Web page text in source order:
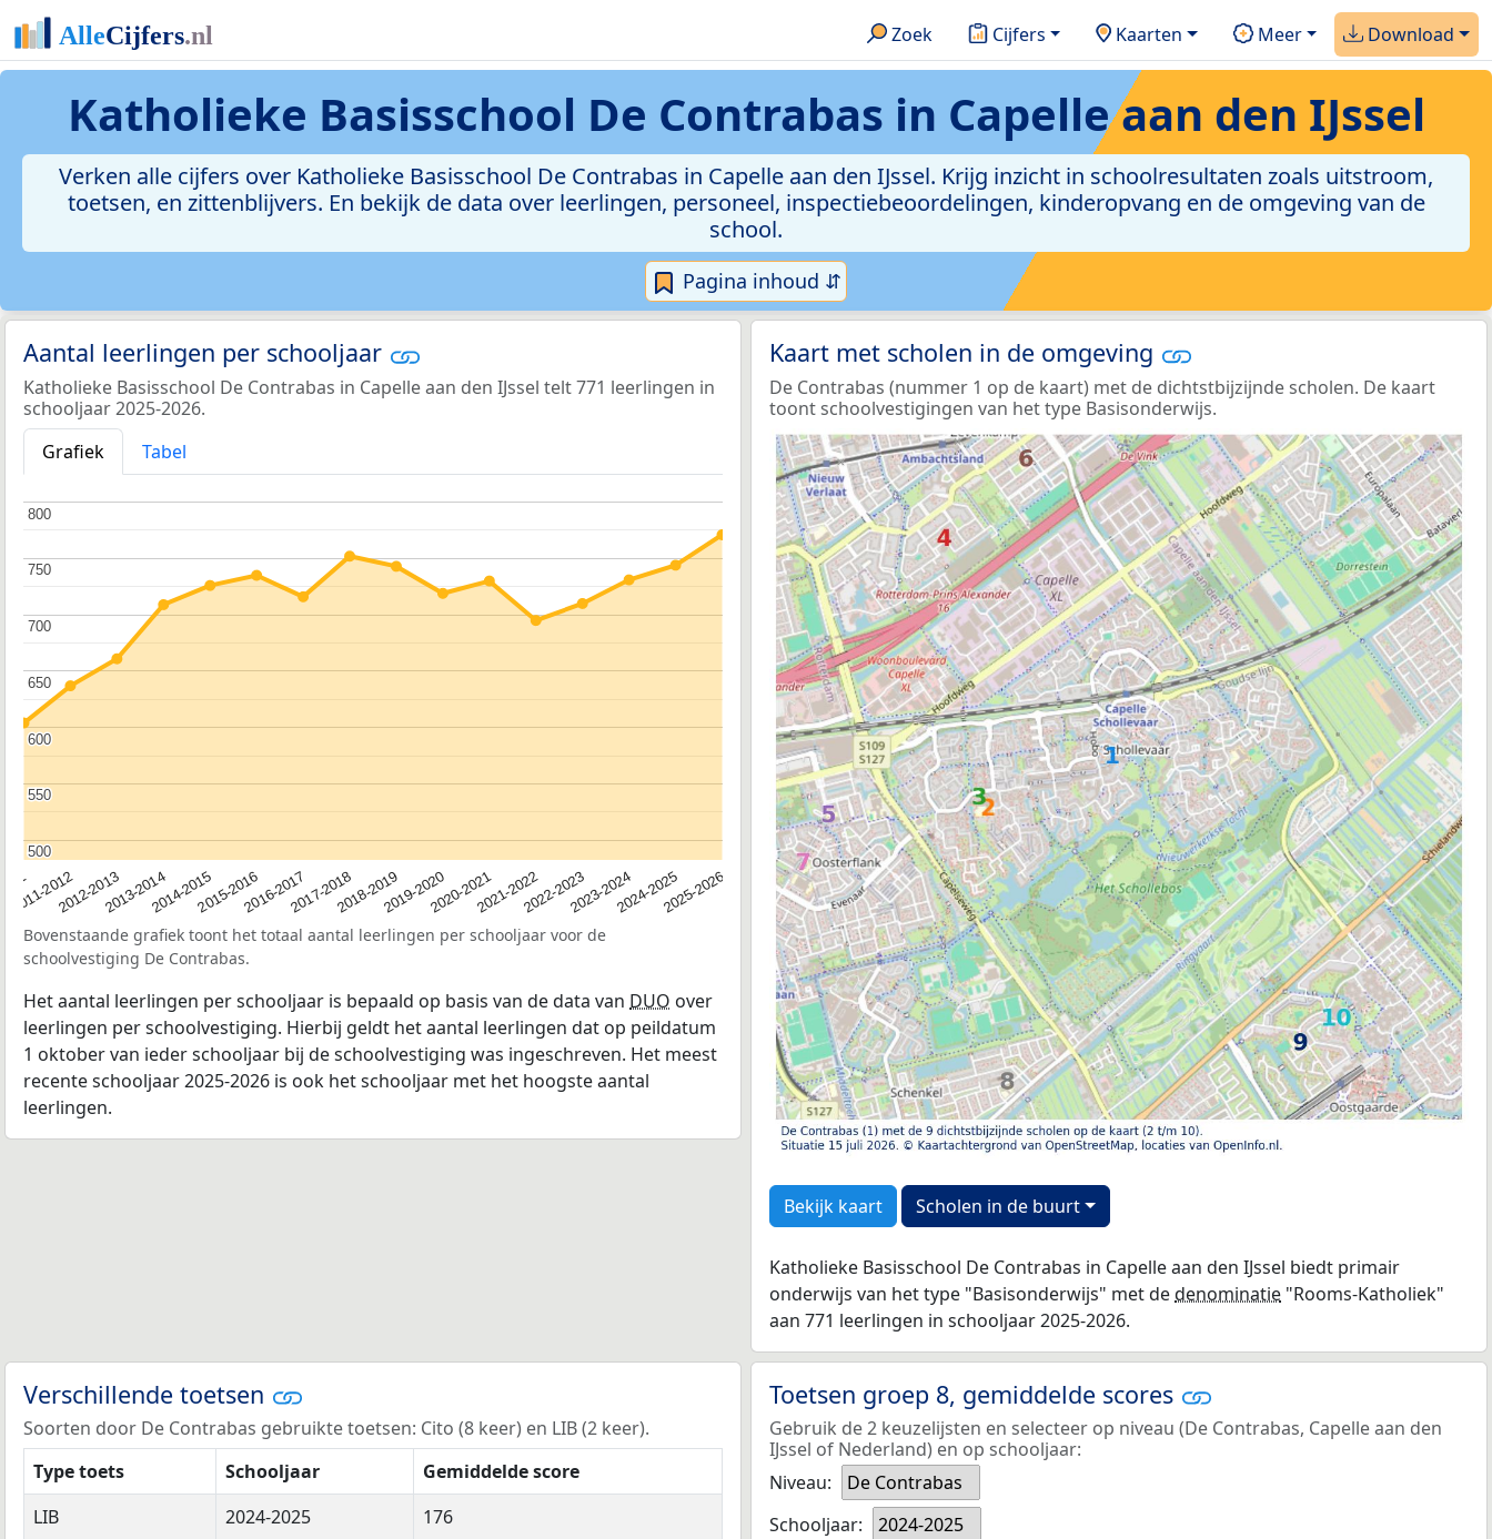
Zoek Cijfers Kaarten Meer Download
Katholieke Basisschool De Contrabas in Capelle aan den IJssel
Verken alle cijfers over Katholieke Basisschool De Contrabas in Capelle aan den IJssel. Krijg inzicht in schoolresultaten zoals uitstroom,
toetsen, en zittenblijvers. En bekijk de data over leerlingen, personeel, inspectiebeoordelingen, kinderopvang en de omgeving van de
school.
Pagina inhoud ⇵
Aantal leerlingen per schooljaar
Katholieke Basisschool De Contrabas in Capelle aan den IJssel telt 771 leerlingen in
schooljaar 2025-2026.
Grafiek
Tabel
2011-20122012-20132013-20142014-20152015-20162016-20172017-20182018-20192019-20202020-20212021-20222022-20232023-20242024-20252025-2026
500
500
550
550
600
600
650
650
700
700
750
750
800
800
Bovenstaande grafiek toont het totaal aantal leerlingen per schooljaar voor de
schoolvestiging De Contrabas.
Het aantal leerlingen per schooljaar is bepaald op basis van de data van DUO over
leerlingen per schoolvestiging. Hierbij geldt het aantal leerlingen dat op peildatum
1 oktober van ieder schooljaar bij de schoolvestiging was ingeschreven. Het meest
recente schooljaar 2025-2026 is ook het schooljaar met het hoogste aantal
leerlingen.
Kaart met scholen in de omgeving
De Contrabas (nummer 1 op de kaart) met de dichtstbijzijnde scholen. De kaart
toont schoolvestigingen van het type Basisonderwijs.
Bekijk kaart Scholen in de buurt
Katholieke Basisschool De Contrabas in Capelle aan den IJssel biedt primair
onderwijs van het type "Basisonderwijs" met dedenominatie "Rooms-Katholiek"
aan 771 leerlingen in schooljaar 2025-2026.
Verschillende toetsen
Soorten door De Contrabas gebruikte toetsen: Cito (8 keer) en LIB (2 keer).
Type toets
Schooljaar
Gemiddelde score
LIB
2024-2025
176
Toetsen groep 8, gemiddelde scores
Gebruik de 2 keuzelijsten en selecteer op niveau (De Contrabas, Capelle aan den
IJssel of Nederland) en op schooljaar:
Niveau:
De Contrabas
Schooljaar:
2024-2025